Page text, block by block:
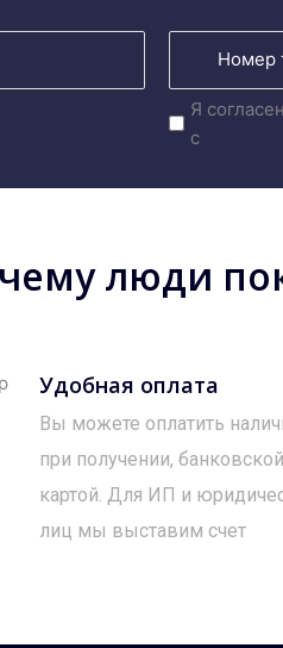
Я согласен
с
люди
Удобная оплата
Вы можете оплатить
при получении, банковской
картой. Для ИП и
лиц мы выставим счет